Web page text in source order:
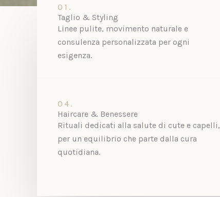
01.
Taglio & Styling
Linee pulite, movimento naturale e
consulenza personalizzata per ogni
esigenza.
04.
Haircare & Benessere
Rituali dedicati alla salute di cute e capelli,
per un equilibrio che parte dalla cura
quotidiana.